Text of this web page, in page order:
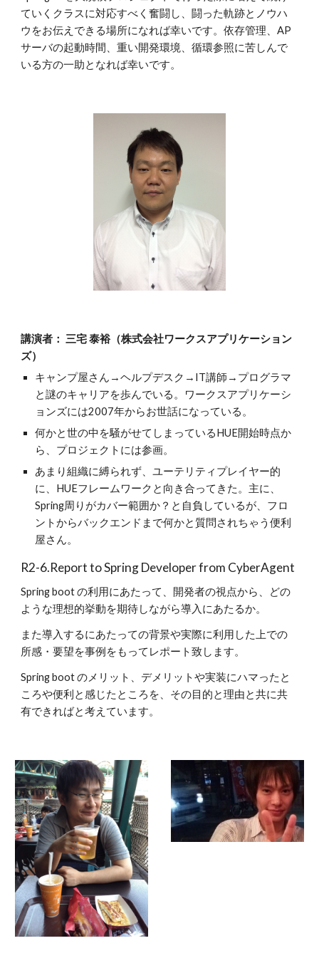
ていくクラスに対応すべく奮闘し、闘った軌跡とノウハ
ウをお伝えできる場所になれば幸いです。依存管理、AP
サーバの起動時間、重い開発環境、循環参照に苦しんで
いる方の一助となれば幸いです。
講演者： 三宅 泰裕（株式会社ワークスアプリケーション
ズ）
キャンプ屋さん→ヘルプデスク→IT講師→プログラマ
と謎のキャリアを歩んでいる。ワークスアプリケーシ
ョンズには2007年からお世話になっている。
何かと世の中を騒がせてしまっているHUE開始時点か
ら、プロジェクトには参画。
あまり組織に縛られず、ユーテリティプレイヤー的
に、HUEフレームワークと向き合ってきた。主に、
Spring周りがカバー範囲か？と自負しているが、フロ
ントからバックエンドまで何かと質問されちゃう便利
屋さん。
R2-6.Report to Spring Developer from CyberAgent
Spring boot の利用にあたって、開発者の視点から、どの
ような理想的挙動を期待しながら導入にあたるか。
また導入するにあたっての背景や実際に利用した上での
所感・要望を事例をもってレポート致します。
Spring boot のメリット、デメリットや実装にハマったと
ころや便利と感じたところを、その目的と理由と共に共
有できればと考えています。